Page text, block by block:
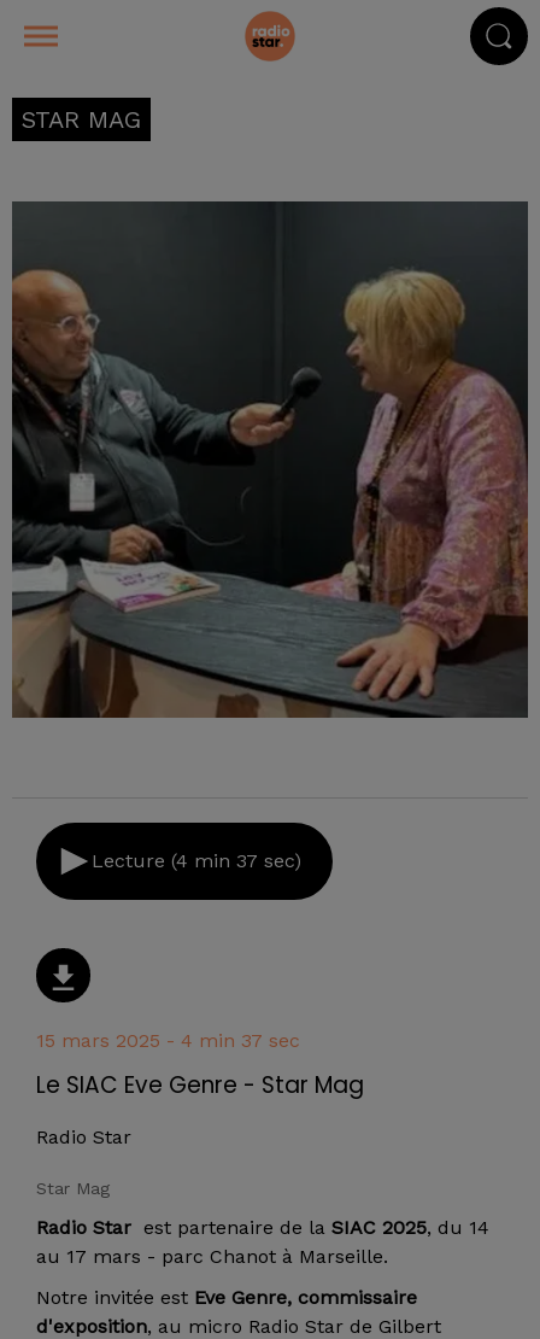
STAR MAG
Lecture (4 min 37 sec)
15 mars 2025 - 4 min 37 sec
Le SIAC Eve Genre - Star Mag
Radio Star
Star Mag
Radio Star est partenaire de la SIAC 2025, du 14
au 17 mars - parc Chanot à Marseille.
Notre invitée est Eve Genre, commissaire
d'exposition, au micro Radio Star de Gilbert